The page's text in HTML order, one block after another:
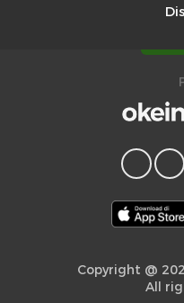
Copyright @
All